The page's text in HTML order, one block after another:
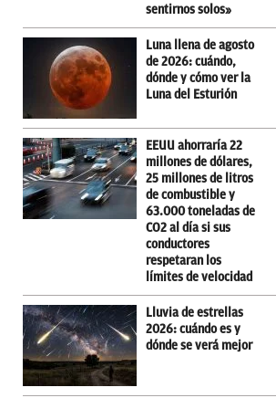
sentirnos solos»
Luna llena de agosto
de 2026: cuándo,
dónde y cómo ver la
Luna del Esturión
EEUU ahorraría 22
millones de dólares,
25 millones de litros
de combustible y
63.000 toneladas de
CO2 al día si sus
conductores
respetaran los
límites de velocidad
Lluvia de estrellas
2026: cuándo es y
dónde se verá mejor